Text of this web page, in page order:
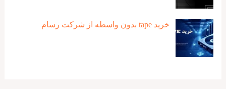
خرید tape بدون واسطه از شرکت رسام